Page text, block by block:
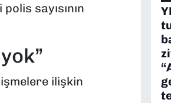
sayısının
ilişkin